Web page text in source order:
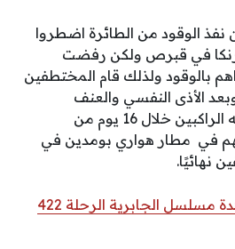
نفذ الوقود من الطائرة اضطروا
في قبرص ولكن رفضت
بالوقود ولذلك قام المختطفين
الأذى النفسي والعنف
الجسدي الذي تعرض له الراكبين خلال 16 يوم من
في مطار هواري بومدين في
نهائيًا.
رابط مشاهدة مسلسل الجابرية الرحلة 422